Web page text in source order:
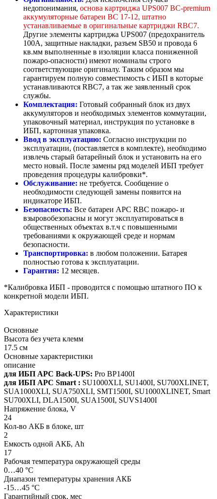
недопонимания, основа картриджа UPS007 BC-premium
аккумуляторные батареи BC 17-12, штатно
устанавливаемые в оригинальные картриджи RBC7.
Другие элементы картриджа UPS007 (предохранитель
100А, защитные накладки, разъем SB50 и провода 6
кв.мм выполненные в изоляции класса пониженной
пожаро-опасности) имеют номиналы строго
соответствующие оригиналу. Таким образом мы
гарантируем полную совместимость с ИБП в которые
устанавливаются RBC7, а так же заявленный срок
службы.
Комплектация: Готовый собранный блок из двух
аккумуляторов и необходимых элементов коммутации,
упаковочный материал, инструкция по установке в
ИБП, картонная упаковка.
Ввод в эксплуатацию: Согласно инструкции по
эксплуатации, (поставляется в комплекте), необходимо
извлечь старый батарейный блок и установить на его
место новый. После замены ряд моделей ИБП требует
проведения процедуры калибровки*.
Обслуживание: не требуется. Сообщение о
необходимости следующей замены появится на
индикаторе ИБП.
Безопасность: Все батареи APC RBC пожаро- и
взыровобезопасны и могут эксплуатироваться в
общественных объектах в.т.ч с повышенными
требованиями к окружающей среде и нормам
безопасности.
Транспортировка: в любом положении. Батарея
полностью готова к эксплуатации.
Гарантия: 12 месяцев.
*Калибровка ИБП - проводится с помощью штатного ПО к
конкретной модели ИБП.
Характеристики
Основные
Высота без учета клемм
17.5 см
Основные характеристики
описание
для ИБП APC Back-UPS: Pro BP1400I
для ИБП APC Smart : SU1000XLI, SU1400I, SU700XLINET,
SUA1000XLI, SUA750XLI, SMT1500I, SU1000XLINET, Smart
SU700XLI, DLA1500I, SUA1500I, SUVS1400I
Напряжение блока, V
24
Кол-во АКБ в блоке, шт
2
Емкость одной АКБ, Ah
17
Рабочая температура окружающей среды
0…40 °C
Диапазон температуры хранения АКБ
-15…45 °C
Гарантийный срок, мес